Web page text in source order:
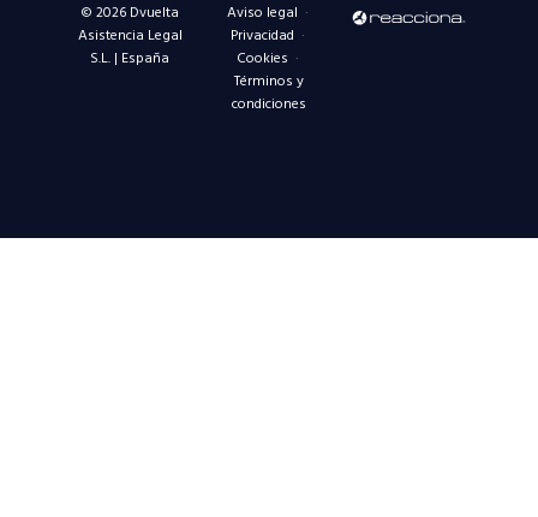
© 2026 Dvuelta
Asistencia Legal
S.L. | España
Aviso legal ·
Privacidad ·
Cookies ·
Términos y
condiciones